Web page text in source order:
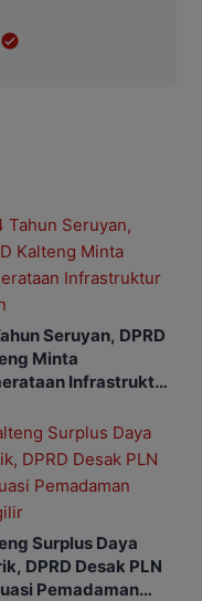
Seruyan, DPRD
Minta
Infrastruktur
Surplus Daya
DPRD Desak PLN
Pemadaman